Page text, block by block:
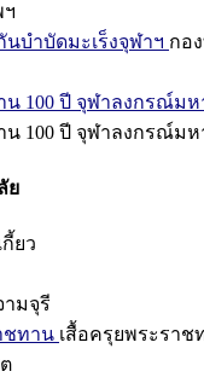
บำบัดมะเร็งจุฬาฯ กอ
น 100 ปี จุฬาลงกรณ์มห
น 100 ปี จุฬาลงกรณ์มห
ย
ยว
ามจุรี
ชทาน เสื้อครุยพระราช